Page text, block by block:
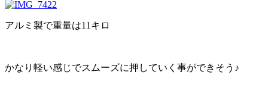
アルミ製で重量は11キロ
かなり軽い感じでスムーズに押していく事ができそう♪